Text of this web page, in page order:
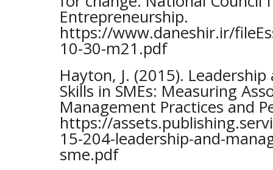
Entrepreneurship.
https://www.daneshir.ir/
10-30-m21.pdf
Hayton, J. (2015).
Skills in SMEs: Measuring
Management Practices and
https://
15-204-leadership-and-
sme.pdf